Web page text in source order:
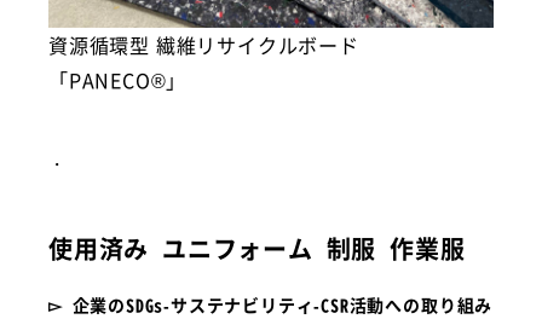
資源循環型 繊維リサイクルボード
「PANECO®」
・
使用済み ユニフォーム 制服 作業服
▻ 企業のSDGs-サステナビリティ-CSR活動への取り組み